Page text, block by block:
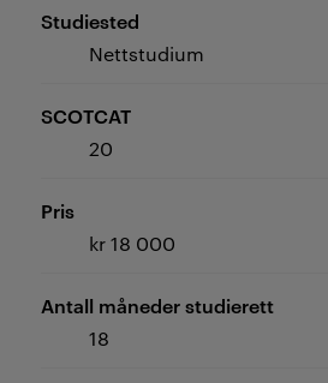
Studiested
Nettstudium
SCOTCAT
20
Pris
kr 18 000
Antall måneder studierett
18